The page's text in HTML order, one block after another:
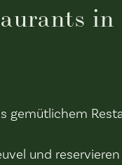
gemütlichem
und